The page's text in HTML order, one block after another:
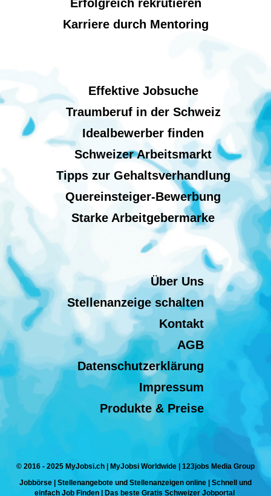
Erfolgreich rekrutieren
Karriere durch Mentoring
Effektive Jobsuche
Traumberuf in der Schweiz
Idealbewerber finden
Schweizer Arbeitsmarkt
Tipps zur Gehaltsverhandlung
Quereinsteiger-Bewerbung
Starke Arbeitgebermarke
Über Uns
Stellenanzeige schalten
Kontakt
AGB
Datenschutzerklärung
Impressum
Produkte & Preise
© 2016 - 2025 MyJobsi.ch | MyJobsi Worldwide | 123jobs Media Group
Jobbörse | Stellenangebote und Stellenanzeigen online | Schnell und
einfach Job Finden | Das beste Gratis Schweizer Jobportal